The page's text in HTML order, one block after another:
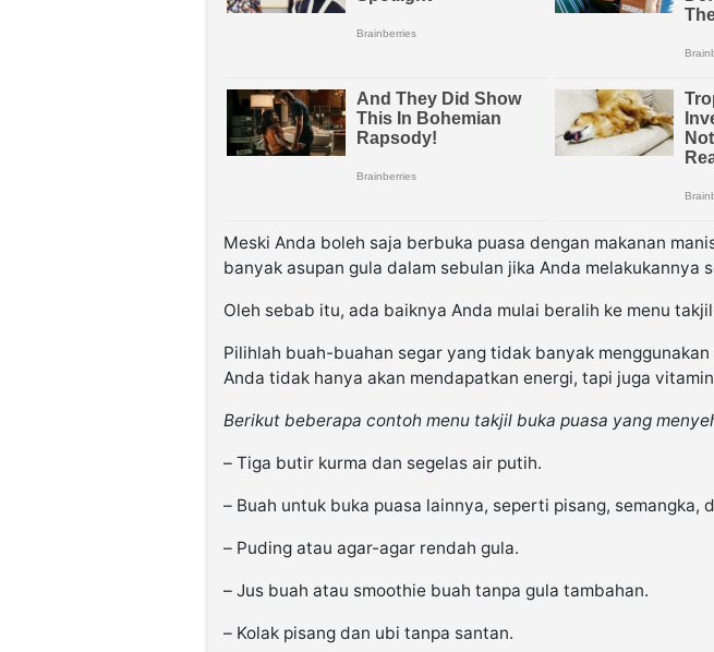
Meski Anda boleh saja berbuka puasa dengan makanan
banyak asupan gula dalam sebulan jika Anda melakukannya
Oleh sebab itu, ada baiknya Anda mulai beralih ke menu
Pilihlah buah-buahan segar yang tidak banyak
Anda tidak hanya akan mendapatkan energi, tapi juga
Berikut beberapa contoh menu takjil buka puasa yang
– Tiga butir kurma dan segelas air putih.
– Buah untuk buka puasa lainnya, seperti pisang, semangka,
– Puding atau agar-agar rendah gula.
– Jus buah atau smoothie buah tanpa gula tambahan.
– Kolak pisang dan ubi tanpa santan.